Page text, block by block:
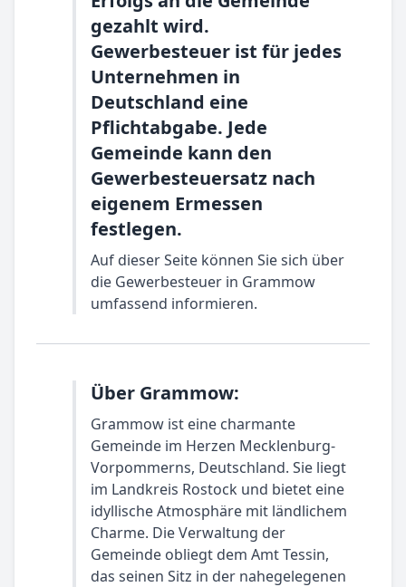
gezahlt wird.
Gewerbesteuer ist für jedes
Unternehmen in
Deutschland eine
Pflichtabgabe. Jede
Gemeinde kann den
Gewerbesteuersatz nach
eigenem Ermessen
festlegen.
Auf dieser Seite können Sie sich über
die Gewerbesteuer in Grammow
umfassend informieren.
Über Grammow:
Grammow ist eine charmante
Gemeinde im Herzen Mecklenburg-
Vorpommerns, Deutschland. Sie liegt
im Landkreis Rostock und bietet eine
idyllische Atmosphäre mit ländlichem
Charme. Die Verwaltung der
Gemeinde obliegt dem Amt Tessin,
das seinen Sitz in der nahegelegenen